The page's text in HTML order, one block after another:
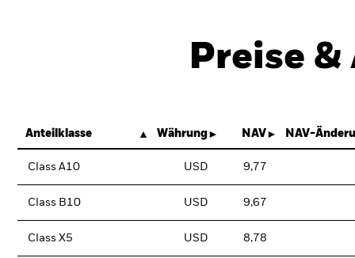
Preise
Anteilklasse Währung NAV NAV-
Class A10 USD 9,77
Class B10 USD 9,67
Class X5 USD 8,78